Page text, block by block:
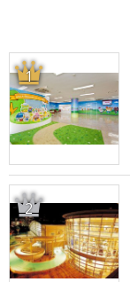
1
2